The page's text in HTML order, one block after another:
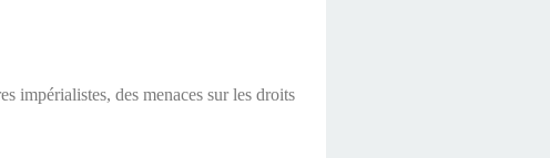
impérialistes, des menaces sur les droits